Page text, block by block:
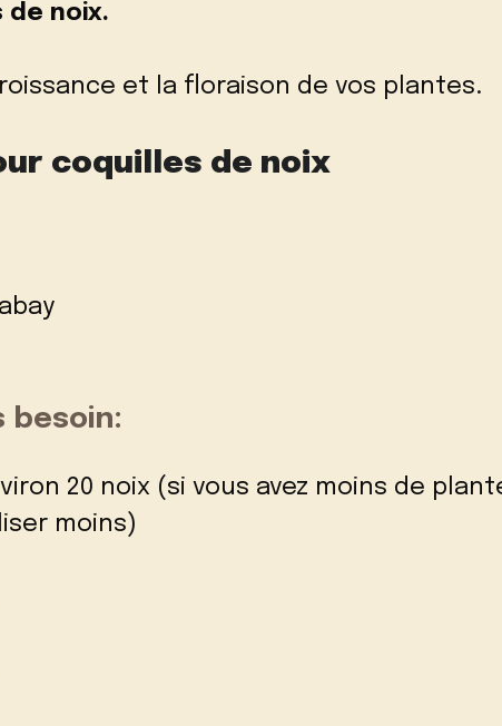
de noix.
et la floraison de vos plantes.
coquilles de noix
besoin:
20 noix (si vous avez moins de
moins)